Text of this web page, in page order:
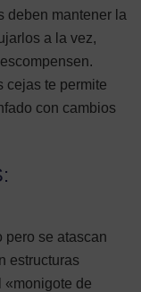
deben mantener la
a la vez,
cejas te permite
con cambios
pero se atascan
estructuras
«monigote de